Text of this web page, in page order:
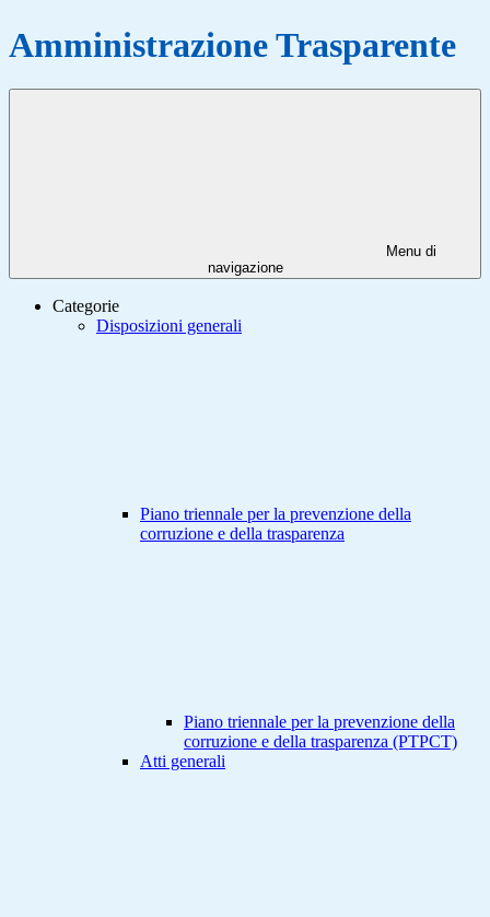
Amministrazione Trasparente
Menu di
navigazione
Categorie
Disposizioni generali
Piano triennale per la prevenzione della
corruzione e della trasparenza
Piano triennale per la prevenzione della
corruzione e della trasparenza (PTPCT)
Atti generali